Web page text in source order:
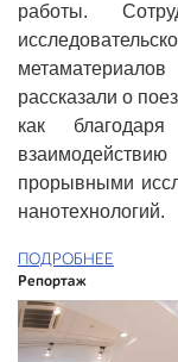
работы.
рассказали о
как
прорывными
нанотехнологий.
ПОДРОБНЕЕ
Репортаж